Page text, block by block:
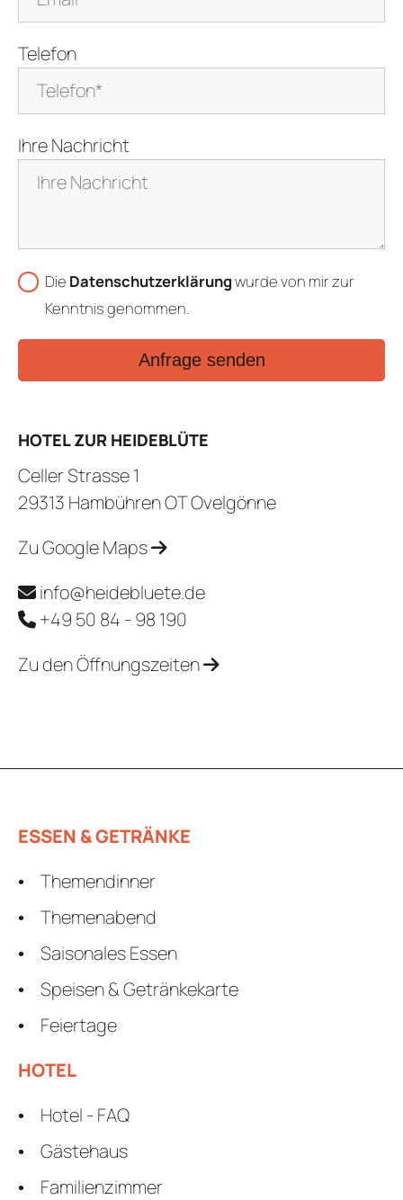
Telefon
Ihre Nachricht
Die Datenschutzerklärungwurde von mir zur
Kenntnis genommen.
Anfrage senden
HOTEL ZUR HEIDEBLÜTE
Celler Strasse 1
29313 Hambühren OT Ovelgönne
Zu Google Maps
info@heidebluete.de
+49 50 84 - 98 190
Zu den Öffnungszeiten
ESSEN & GETRÄNKE
Themendinner
Themenabend
Saisonales Essen
Speisen & Getränkekarte
Feiertage
HOTEL
Hotel - FAQ
Gästehaus
Familienzimmer